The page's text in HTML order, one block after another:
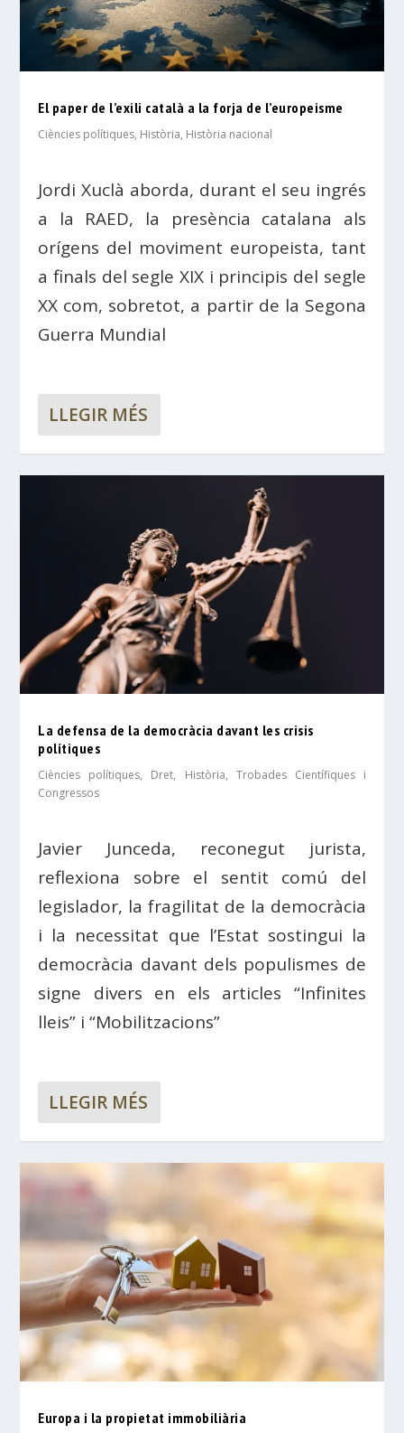
El paper de l’exili català a la forja de l’europeisme
Ciències polítiques, Història, Història nacional
Jordi Xuclà aborda, durant el seu ingrés
a la RAED, la presència catalana als
orígens del moviment europeista, tant
a finals del segle XIX i principis del segle
XX com, sobretot, a partir de la Segona
Guerra Mundial
LLEGIR MÉS
La defensa de la democràcia davant les crisis
polítiques
Ciències polítiques, Dret, Història, Trobades Científiques i
Congressos
Javier Junceda, reconegut jurista,
reflexiona sobre el sentit comú del
legislador, la fragilitat de la democràcia
i la necessitat que l’Estat sostingui la
democràcia davant dels populismes de
signe divers en els articles “Infinites
lleis” i “Mobilitzacions”
LLEGIR MÉS
Europa i la propietat immobiliària